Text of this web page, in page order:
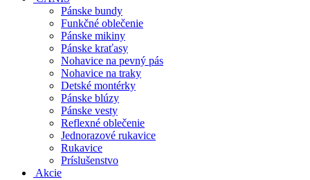
Pánske bundy
Funkčné oblečenie
Pánske mikiny
Pánske kraťasy
Nohavice na pevný pás
Nohavice na traky
Detské montérky
Pánske blúzy
Pánske vesty
Reflexné oblečenie
Jednorazové rukavice
Rukavice
Príslušenstvo
Akcie